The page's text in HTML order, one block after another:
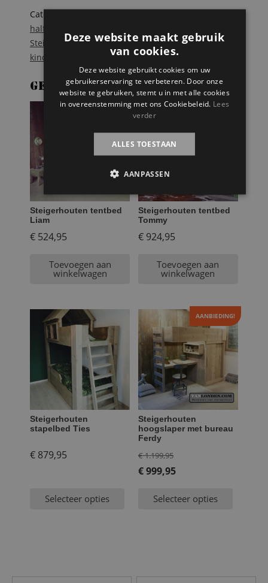
Categorieën:
halfhoogslapers
Steigerhouten kinderbedden Tags:halfhoogslaper
kinderbed
Steigerhout
Gerelateerde producten
Steigerhouten tentbed
Liam
€ 524,95
Toevoegen aan
winkelwagen
Steigerhouten tentbed
Tommy
€924,95
Toevoegen aan
winkelwagen
Steigerhouten
stapelbed Ties
€ 879,95
Selecteer opties
AANBIEDING!
Steigerhouten
hoogslaper met bureau
Ferdy
€1.199,95Oorspronkelijke
prijs
€ 1.199,95.
€999,95
prijsSelecteer opties
Deze website maakt gebruik
van cookies.
Deze website gebruikt cookies om uw
gebruikerservaring te verbeteren. Door onze
website te gebruiken, stemt u in met alle cookies
in overeenstemming met ons Cookiebeleid. Lees
verder
ALLES TOESTAAN
AANPASSEN